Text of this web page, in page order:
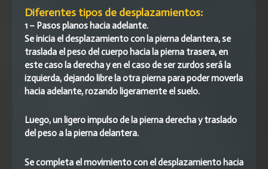
Diferentes tipos de desplazamientos:
1 – Pasos planos hacia adelante.
Se inicia el desplazamiento con la pierna delantera, se
traslada el peso del cuerpo hacia la pierna trasera, en
este caso la derecha y en el caso de ser zurdos será la
izquierda, dejando libre la otra pierna para poder moverla
hacia adelante, rozando ligeramente el suelo.
Luego, un ligero impulso de la pierna derecha y traslado
del peso a la pierna delantera.
Se completa el movimiento con el desplazamiento hacia